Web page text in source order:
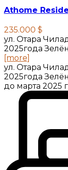
Athome
235.000 $
ул. Отара
2025года
[more]
ул. Отара
2025года
до марта 2025